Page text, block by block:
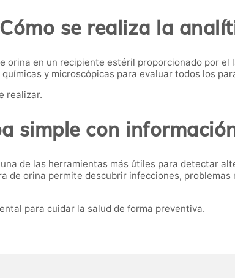
Cómo se realiza la
orina en un recipiente estéril proporcionado por
y microscópicas para evaluar todos los
realizar.
simple con
de las herramientas más útiles para detectar
de orina permite descubrir infecciones,
para cuidar la salud de forma preventiva.